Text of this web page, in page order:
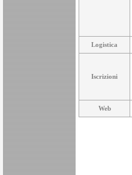
Logistica
Iscrizioni
Web